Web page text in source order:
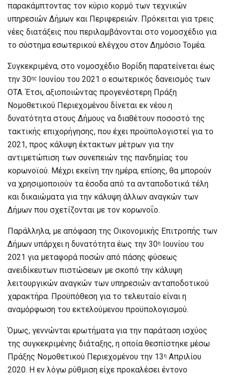
παρακάμπτοντας τον κύριο κορμό των τεχνικών
υπηρεσιών Δήμων και Περιφερειών. Πρόκειται για τρεις
νέες διατάξεις που περιλαμβάνονται στο νομοσχέδιο για
το σύστημα εσωτερικού ελέγχου στον Δημόσιο Τομέα.
Συγκεκριμένα, στο νομοσχέδιο Βορίδη παρατείνεται έως
την 30ης Ιουνίου του 2021 ο εσωτερικός δανεισμός των
ΟΤΑ. Έτσι, αξιοποιώντας προγενέστερη Πράξη
Νομοθετικού Περιεχομένου δίνεται εκ νέου η
δυνατότητα στους Δήμους να διαθέτουν ποσοστό της
τακτικής επιχορήγησης, που έχει προϋπολογιστεί για το
2021, προς κάλυψη έκτακτων μέτρων για την
αντιμετώπιση των συνεπειών της πανδημίας του
κορωνοϊού. Μέχρι εκείνη την ημέρα, επίσης, θα μπορούν
να χρησιμοποιούν τα έσοδα από τα ανταποδοτικά τέλη
και δικαιώματα για την κάλυψη άλλων αναγκών των
Δήμων που σχετίζονται με τον κορωνοΐο.
Παράλληλα, με απόφαση της Οικονομικής Επιτροπής των
Δήμων υπάρχει η δυνατότητα έως την 30η Ιουνίου του
2021 για μεταφορά ποσών από πάσης φύσεως
ανειδίκευτων πιστώσεων με σκοπό την κάλυψη
λειτουργικών αναγκών των υπηρεσιών ανταποδοτικού
χαρακτήρα. Προϋπόθεση για το τελευταίο είναι η
αναμόρφωση του εκτελούμενου προϋπολογισμού.
Όμως, γεννώνται ερωτήματα για την παράταση ισχύος
της συγκεκριμένης διάταξης, η οποία θεσπίστηκε μέσω
Πράξης Νομοθετικού Περιεχομένου την 13 η Απριλίου
2020. Η εν λόγω ρύθμιση είχε προκαλέσει έντονο